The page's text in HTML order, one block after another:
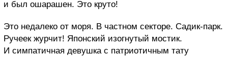
и был ошарашен. Это круто!
Это недалеко от моря. В частном секторе. Садик-парк.
Ручеек журчит! Японский изогнутый мостик.
И симпатичная девушка с патриотичным тату